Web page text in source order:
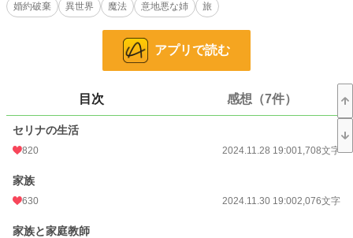
33,011
更新日時 2024.12.17 19:00
初回完結日時
婚約破棄
異世界 魔法 意地悪な姉 旅
アプリで読む
目次 感想（7件）
セリナの生活
820 2024.11.28 19:001,708文字
家族
630 2024.11.30 19:002,076文字
家族と家庭教師